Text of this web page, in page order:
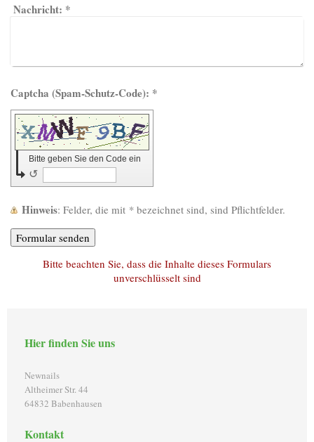
Nachricht: *
Captcha (Spam-Schutz-Code): *
Bitte geben Sie den Code ein
↺
Hinweis : Felder, die mit * bezeichnet sind, sind Pflichtfelder.
Bitte beachten Sie, dass die Inhalte dieses Formulars
unverschlüsselt sind
Hier finden Sie uns
Newnails
Altheimer Str. 44
64832 Babenhausen
Kontakt